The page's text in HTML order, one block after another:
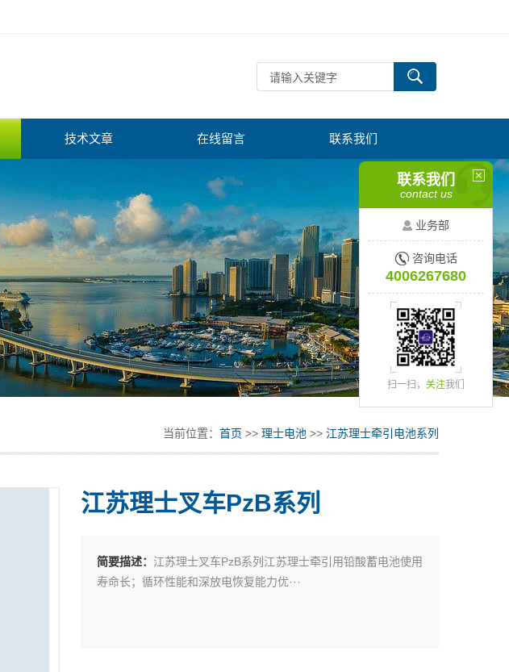
技术文章 在线留言 联系我们
当前位置： 首页 >> 理士电池 >> 江苏理士牵引电池系列
江苏理士叉车PzB系列
简要描述： 江苏理士叉车PzB系列江苏理士牵引用铅酸蓄电池使用
寿命长；循环性能和深放电恢复能力优···
联系我们
contact us
业务部
咨询电话
4006267680
扫一扫， 关注我们